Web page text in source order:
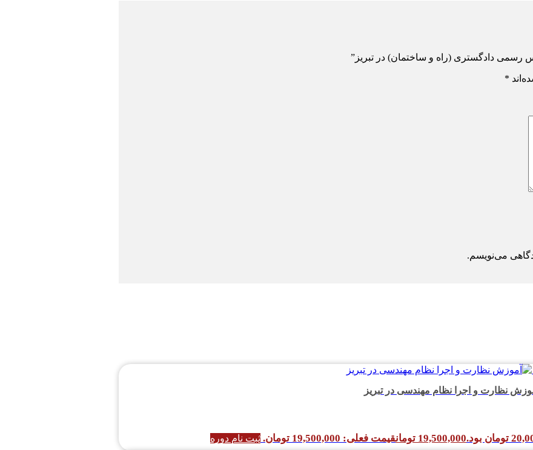
رسمی دادگستری (راه و ساختمان) در تبریز”
*
می‌نویسم.
نظارت و اجرا نظام مهندسی در تبریز
19,500,000 تومانقیمت فعلی: 19,500,000 تومان.
ثبت نام دوره